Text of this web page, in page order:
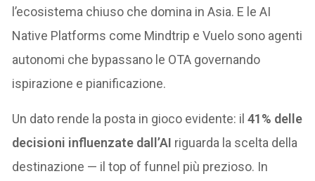
l’ecosistema chiuso che domina in Asia. E le AI
Native Platforms come Mindtrip e Vuelo sono agenti
autonomi che bypassano le OTA governando
ispirazione e pianificazione.
Un dato rende la posta in gioco evidente: il41% delle
decisioni influenzate dall’AI riguarda la scelta della
destinazione — il top of funnel più prezioso. In